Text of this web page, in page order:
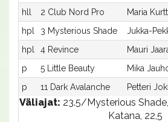
hll
2 Club Nord Pro Maria
hpl
3 Mysterious Shade Jukka-
hpl
4 Revince Mauri
p
5 Little Beauty Mika
p
11 Dark Avalanche Petteri Joki
Väliajat: 23.5/Mysterious
Katana, 22,5